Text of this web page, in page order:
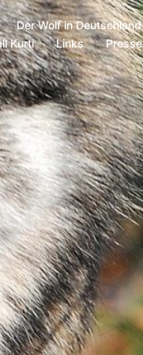
Der Wolf in Deutschland
Kurti Links Presse